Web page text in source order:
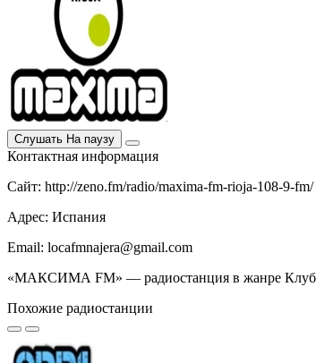
Слушать На паузу
Контактная информация
Сайт: http://zeno.fm/radio/maxima-fm-rioja-108-9-fm/
Адрес: Испания
Email: locafmnajera@gmail.com
«МАКСИМА FM» — радиостанция в жанре
Похожие радиостанции